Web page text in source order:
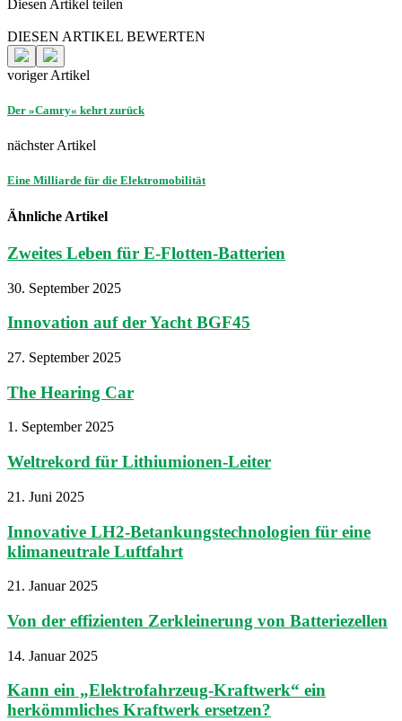
Diesen Artikel teilen
DIESEN ARTIKEL BEWERTEN
voriger Artikel
Der »Camry« kehrt zurück
nächster Artikel
Eine Milliarde für die Elektromobilität
Ähnliche Artikel
Zweites Leben für E-Flotten-Batterien
30. September 2025
Innovation auf der Yacht BGF45
27. September 2025
The Hearing Car
1. September 2025
Weltrekord für Lithiumionen-Leiter
21. Juni 2025
Innovative LH2-Betankungstechnologien für eine
klimaneutrale Luftfahrt
21. Januar 2025
Von der effizienten Zerkleinerung von Batteriezellen
14. Januar 2025
Kann ein „Elektrofahrzeug-Kraftwerk“ ein
herkömmliches Kraftwerk ersetzen?